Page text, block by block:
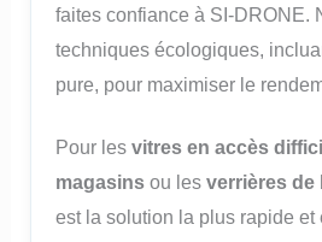
faites confiance à SI-DRONE.
techniques écologiques,
pure, pour maximiser le
Pour les vitres en accès
magasinsou les verrières de
est la solution la plus rapide et